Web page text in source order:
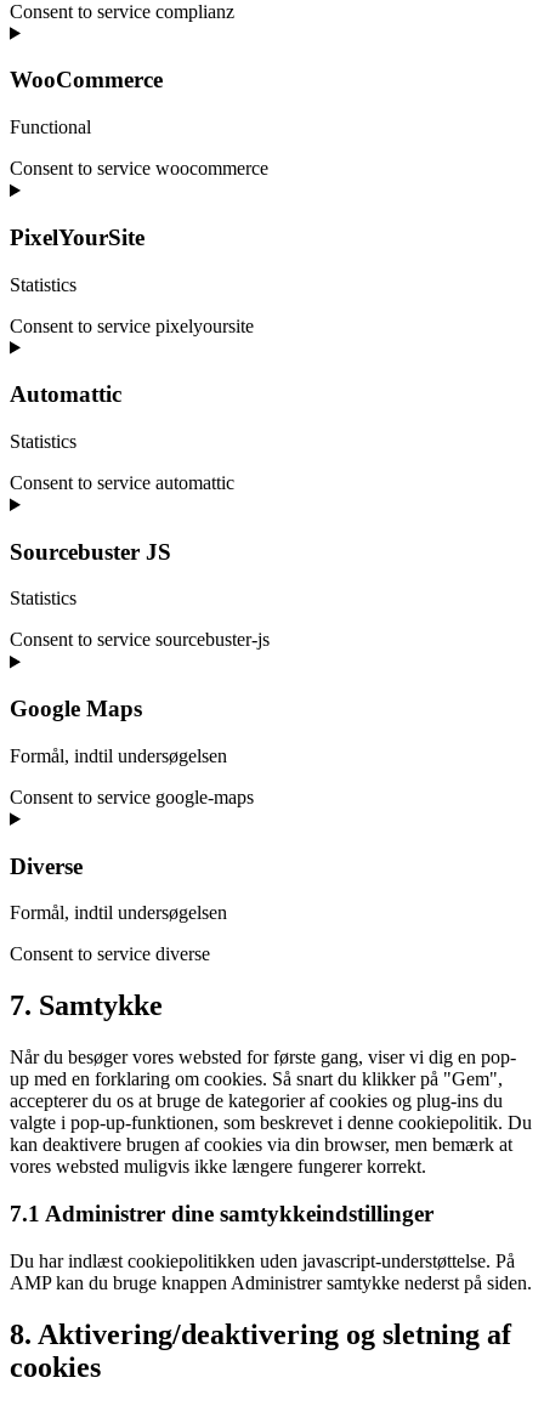
Consent to service complianz
WooCommerce
Functional
Consent to service woocommerce
PixelYourSite
Statistics
Consent to service pixelyoursite
Automattic
Statistics
Consent to service automattic
Sourcebuster JS
Statistics
Consent to service sourcebuster-js
Google Maps
Formål, indtil undersøgelsen
Consent to service google-maps
Diverse
Formål, indtil undersøgelsen
Consent to service diverse
7. Samtykke
Når du besøger vores websted for første gang, viser vi dig en pop-
up med en forklaring om cookies. Så snart du klikker på "Gem",
accepterer du os at bruge de kategorier af cookies og plug-ins du
valgte i pop-up-funktionen, som beskrevet i denne cookiepolitik. Du
kan deaktivere brugen af ​​cookies via din browser, men bemærk at
vores websted muligvis ikke længere fungerer korrekt.
7.1 Administrer dine samtykkeindstillinger
Du har indlæst cookiepolitikken uden javascript-understøttelse. På
AMP kan du bruge knappen Administrer samtykke nederst på siden.
8. Aktivering/deaktivering og sletning af
cookies